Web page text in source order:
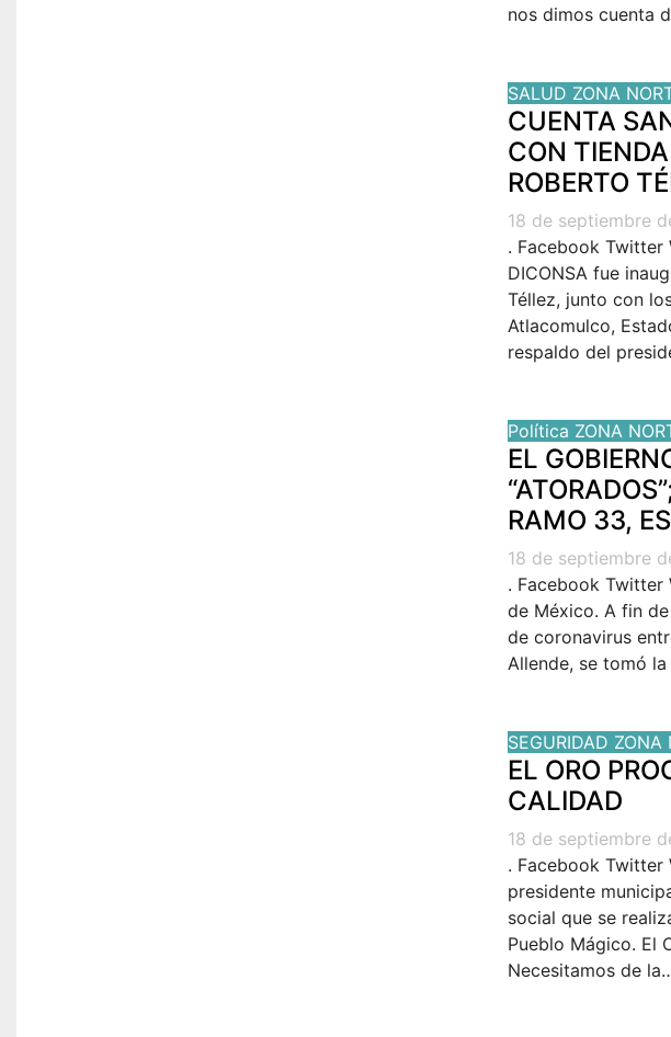
nos dimos cuenta
SALUD ZONA
CUENTA
CON
ROBERTO
18 de septiembre
. Facebook Twitter
DICONSA fue
Téllez, junto con
Atlacomulco,
respaldo del
Política ZONA
EL
RAMO 33,
18 de septiembre
. Facebook Twitter
de México. A fin
de coronavirus
Allende, se tomó
SEGURIDAD ZONA
EL ORO
CALIDAD
18 de septiembre
. Facebook Twitter
presidente
social que se
Pueblo Mágico. El
Necesitamos de